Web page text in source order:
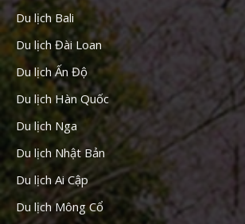
Du lịch Bali
Du lịch Đài Loan
Du lịch Ấn Độ
Du lịch Hàn Quốc
Du lịch Nga
Du lịch Nhật Bản
Du lịch Ai Cập
Du lịch Mông Cổ